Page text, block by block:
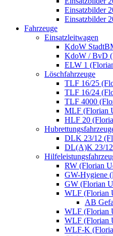
Einsatzbilder
Einsatzbilder
Fahrzeuge
Einsatzleitwagen
KdoW
KdoW / BvD
ELW 1
Löschfahrzeuge
TLF 16/25
TLF 16/24
TLF 4000
MLF (Florian
HLF 20
DLK 23/12
DL(A)K 23/12
RW (Florian
GW-Hygiene
GW (Florian
WLF (Florian
AB
WLF (Florian
WLF (Florian
WLF-K